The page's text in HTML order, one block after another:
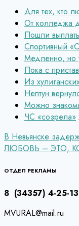
Для тех, кто
От колледжа
Пошли
Спортивный
Медленно, но
Пока с
Из
Нептун
Можно
ЧС «созрела»
Навигация
по
записям
В Невьянске
ЛЮБОВЬ – ЭТО,
ОТДЕЛ РЕКЛАМЫ
8 (34357) 4-25-13
MVURAL@mail.ru